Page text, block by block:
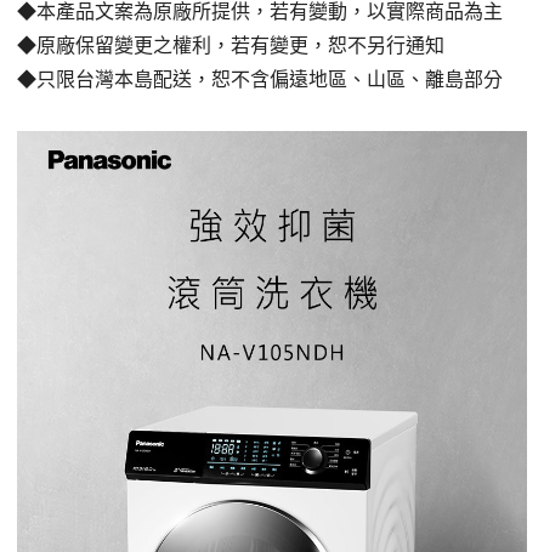
◆本產品文案為原廠所提供，若有變動，以實際商品為主
◆原廠保留變更之權利，若有變更，恕不另行通知
◆只限台灣本島配送，恕不含偏遠地區、山區、離島部分